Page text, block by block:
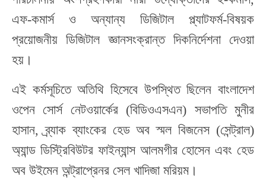
এফ-কমার্স ও অন্যান্য ডিজিটাল প্ল্যাটফর্ম-বিষয়ক
প্রয়োজনীয় ডিজিটাল জ্ঞানসংক্রান্ত দিকনির্দেশনা দেওয়া
হয়।
এই কর্মসূচিতে অতিথি হিসেবে উপস্থিত ছিলেন বাংলাদেশ
ওপেন সোর্স নেটওয়ার্কের (বিডিওএসএন) সভাপতি মুনীর
হাসান,ব্র্যাক ব্যাংকের হেড অব স্মল বিজনেস (সেন্ট্রাল)
অ্যান্ড ডিস্ট্রিবিউটর ফাইন্যান্স আলমগীর হোসেন এবং হেড
অব উইমেন অন্ট্রাপ্রেনর সেল খাদিজা মরিয়ম।